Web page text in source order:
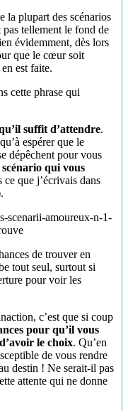
la plupart des scénarios
pas tellement le fond de
évidemment, dès lors
que le cœur soit
est faite.
cette phrase qui
suffit d’attendre.
espérer que le
dépêchent pour vous
qui vous
ce que j’écrivais dans
scenarii-amoureux-n-1-
de trouver en
tout seul, surtout si
pour voir les
c’est que si coup
pour qu’il vous
le choix. Qu’en
de vous rendre
destin ! Ne serait-il pas
attente qui ne donne